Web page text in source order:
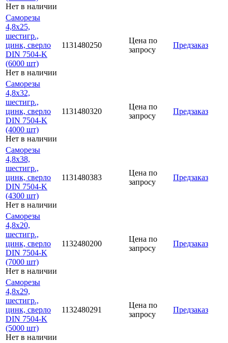
Нет в наличии
Саморезы
4,8х25,
шестигр.,
цинк, сверло
DIN 7504-K
(6000 шт)
Нет в наличии
1131480250
Цена по
запросу
Предзаказ
Саморезы
4,8х32,
шестигр.,
цинк, сверло
DIN 7504-K
(4000 шт)
Нет в наличии
1131480320
Цена по
запросу
Предзаказ
Саморезы
4,8х38,
шестигр.,
цинк, сверло
DIN 7504-K
(4300 шт)
Нет в наличии
1131480383
Цена по
запросу
Предзаказ
Саморезы
4,8х20,
шестигр.,
цинк, сверло
DIN 7504-K
(7000 шт)
Нет в наличии
1132480200
Цена по
запросу
Предзаказ
Саморезы
4,8х29,
шестигр.,
цинк, сверло
DIN 7504-K
(5000 шт)
Нет в наличии
1132480291
Цена по
запросу
Предзаказ